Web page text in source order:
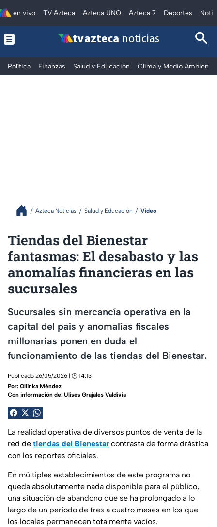
en vivo TV Azteca Azteca UNO Azteca 7 Deportes
tv azteca noticias
Política Finanzas Salud y Educación Clima y Medio Ambiente
Azteca Noticias Salud y Educación Video
Tiendas del Bienestar
fantasmas: El desabasto y las
anomalías financieras en las
sucursales
Sucursales sin mercancía operativa en la
capital del país y anomalías fiscales
millonarias ponen en duda el
funcionamiento de las tiendas del Bienestar.
Publicado 26/05/2026 | 🕑 14:13
Por: Ollinka Méndez
Con información de: Ulises Grajales Valdivia
La realidad operativa de diversos puntos de venta de la
red de tiendas del Bienestar contrasta de forma drástica
con los reportes oficiales.
En múltiples establecimientos de este programa no
queda absolutamente nada disponible para el público,
una situación de abandono que se ha prolongado a lo
largo de un periodo de tres a cuatro meses en los que
los locales permanecen totalmente vacíos.